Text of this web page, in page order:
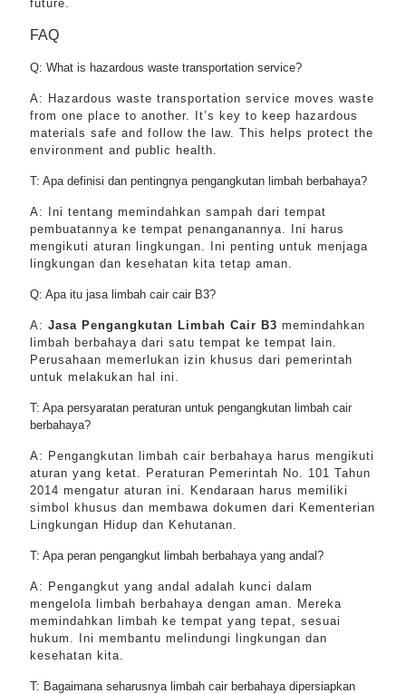
future.
FAQ
Q: What is hazardous waste transportation service?
A: Hazardous waste transportation service moves waste
from one place to another. It’s key to keep hazardous
materials safe and follow the law. This helps protect the
environment and public health.
T: Apa definisi dan pentingnya pengangkutan limbah berbahaya?
A: Ini tentang memindahkan sampah dari tempat
pembuatannya ke tempat penanganannya. Ini harus
mengikuti aturan lingkungan. Ini penting untuk menjaga
lingkungan dan kesehatan kita tetap aman.
Q: Apa itu jasa limbah cair cair B3?
A: Jasa Pengangkutan Limbah Cair B3 memindahkan
limbah berbahaya dari satu tempat ke tempat lain.
Perusahaan memerlukan izin khusus dari pemerintah
untuk melakukan hal ini.
T: Apa persyaratan peraturan untuk pengangkutan limbah cair
berbahaya?
A: Pengangkutan limbah cair berbahaya harus mengikuti
aturan yang ketat. Peraturan Pemerintah No. 101 Tahun
2014 mengatur aturan ini. Kendaraan harus memiliki
simbol khusus dan membawa dokumen dari Kementerian
Lingkungan Hidup dan Kehutanan.
T: Apa peran pengangkut limbah berbahaya yang andal?
A: Pengangkut yang andal adalah kunci dalam
mengelola limbah berbahaya dengan aman. Mereka
memindahkan limbah ke tempat yang tepat, sesuai
hukum. Ini membantu melindungi lingkungan dan
kesehatan kita.
T: Bagaimana seharusnya limbah cair berbahaya dipersiapkan